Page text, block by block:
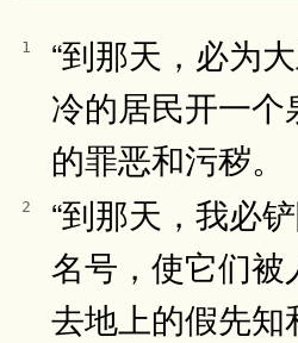
1
“到那天，必为
冷的居民开一
的罪恶和污秽。
2
“到那天，我必
名号，使它们
去地上的假先